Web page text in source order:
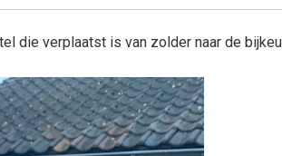
die verplaatst is van zolder naar de